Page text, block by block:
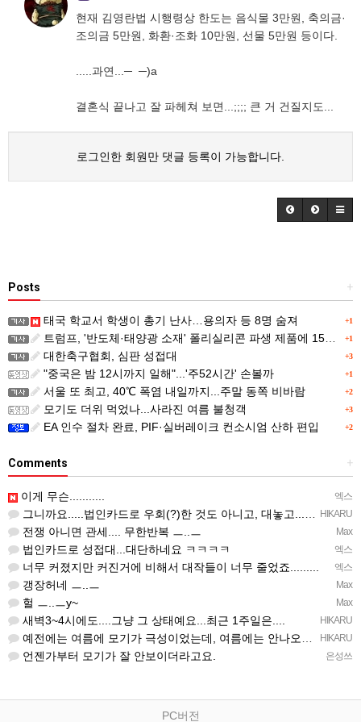
현재 김영란법 시행령상 한도는 음식물 3만원, 축의금·
조의금 5만원, 화환·조화 10만원, 선물 5만원 등이다.
.....과연...─ ─)a
결혼식 끝나고 잘 파헤쳐 보면...;;;; 큰 거 건질지도...
로그인한 회원만 댓글 등록이 가능합니다.
+
Posts
+1
태국 학교서 학생이 총기 난사…용의자 등 8명 숨져
+1
트럼프, '반도체·태양광 소재' 폴리실리콘 파생 제품에 15% 관세...한국 기업도 영향
+3
대한축구협회, 심판 성접대
+1
"중국은 밤 12시까지 일해"...'주52시간' 손볼까
+2
서울 또 최고, 40℃ 폭염 내일까지...주말 동쪽 비바람
+3
모기도 더위 먹었나...사라진 여름 불청객
+2
EA 인수 절차 완료, PIF·실버레이크 컨소시엄 산하 편입
+
Comments
엑스
이게 무슨...........
HIKARU
그니까요.....법인카드로 우회(?)한 것도 아니고, 대놓고...ㅋ ㅋ)
Max
전쟁 아니면 관세.... 무한반복 ㅡ..ㅡ
엑스
법인카드로 성접대...대단하네요 ㅋㅋㅋㅋ
엑스
너무 커졌지만 커진거에 비해서 대작들이 너무 줄었죠.........
Max
갱장허네 ㅡ..ㅡ
Max
헐 ㅡ..ㅡy~
HIKARU
새벽3~4시에도....그냥 그 상태예요...최근 1주일은....
HIKARU
예전에는 여름에 모기가 극성이었는데, 여름에는 안나오는 것 같은.....ㅎ ㅎ)
은성쓰
언젠가부터 모기가 잘 안보이더라고요.
PC버전